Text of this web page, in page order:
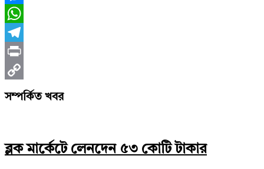
Messenger
WhatsApp
Telegram
Print
Copy
সম্পর্কিত খবর
ব্লক মার্কেটে লেনদেন ৫৩ কোটি টাকার